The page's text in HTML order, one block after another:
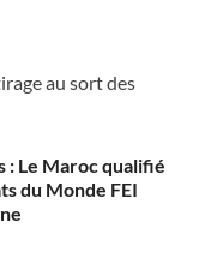
au sort des
: Le Maroc qualifié
du Monde FEI